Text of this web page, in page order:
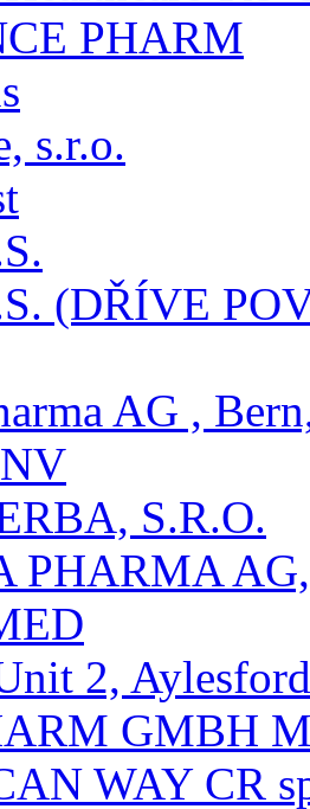
PHARM
s.r.o.
(DŘÍVE
AG ,
S.R.O.
PHARMA
2, Aylesford
GMBH
WAY CR